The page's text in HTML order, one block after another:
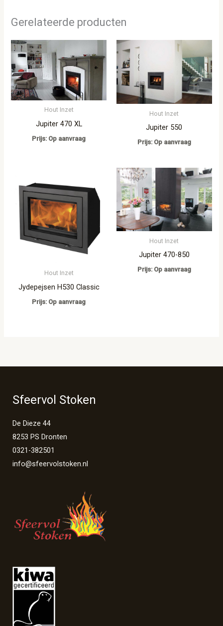
Gerelateerde producten
Hout Inzet
Jupiter 470 XL
Prijs: Op aanvraag
Hout Inzet
Jupiter 550
Prijs: Op aanvraag
Hout Inzet
Jydepejsen H530 Classic
Prijs: Op aanvraag
Hout Inzet
Jupiter 470-850
Prijs: Op aanvraag
Sfeervol Stoken
De Dieze 44
8253 PS Dronten
0321-382501
info@sfeervolstoken.nl